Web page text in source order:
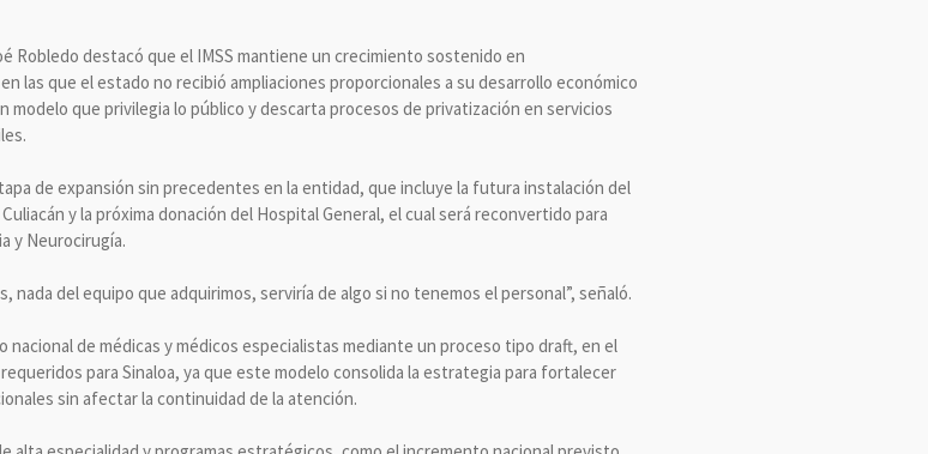
Robledo destacó que el IMSS mantiene un crecimiento sostenido en
las que el estado no recibió ampliaciones proporcionales a su desarrollo económico
modelo que privilegia lo público y descarta procesos de privatización en servicios
de expansión sin precedentes en la entidad, que incluye la futura instalación del
y la próxima donación del Hospital General, el cual será reconvertido para
y Neurocirugía.
nada del equipo que adquirimos, serviría de algo si no tenemos el personal”, señaló.
de médicas y médicos especialistas mediante un proceso tipo draft, en el
para Sinaloa, ya que este modelo consolida la estrategia para fortalecer
sin afectar la continuidad de la atención.